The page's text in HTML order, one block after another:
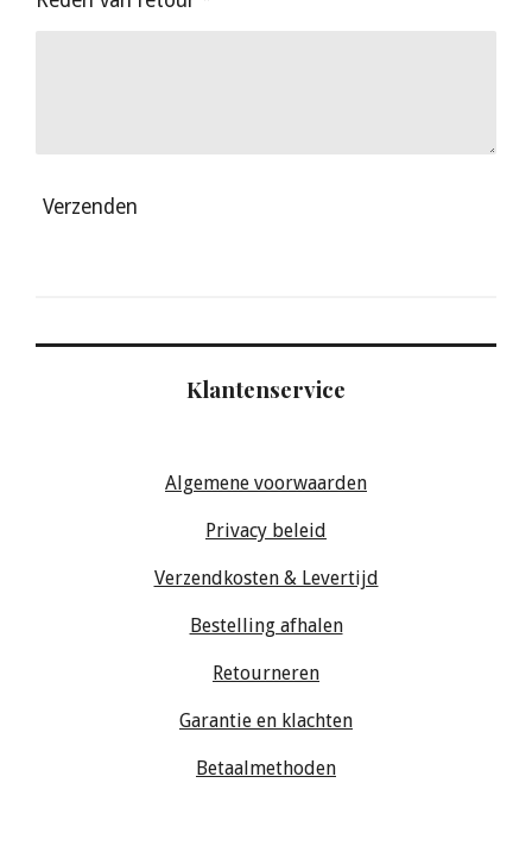
Verzenden
Klantenservice
Algemene voorwaarden
Privacy beleid
Verzendkosten & Levertijd
Bestelling afhalen
Retourneren
Garantie en klachten
Betaalmethoden